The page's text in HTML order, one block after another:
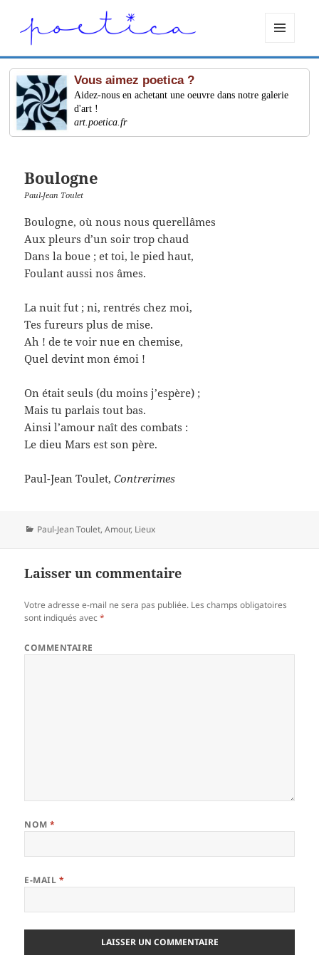
ET
WIDGETS
Vous aimez poetica ?
Aidez-nous en achetant une oeuvre dans notre galerie
d'art !
art.poetica.fr
Boulogne
Paul-Jean Toulet
Boulogne, où nous nous querellâmes
Aux pleurs d’un soir trop chaud
Dans la boue ; et toi, le pied haut,
Foulant aussi nos âmes.
La nuit fut ; ni, rentrés chez moi,
Tes fureurs plus de mise.
Ah ! de te voir nue en chemise,
Quel devint mon émoi !
On était seuls (du moins j’espère) ;
Mais tu parlais tout bas.
Ainsi l’amour naît des combats :
Le dieu Mars est son père.
Paul-Jean Toulet,Contrerimes
Catégories
Paul-Jean Toulet,Amour, Lieux
Laisser un commentaire
Votre adresse e-mail ne sera pas publiée. Les champs obligatoires
sont indiqués avec*
COMMENTAIRE
NOM*
E-MAIL *